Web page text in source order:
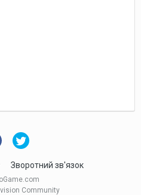
Зворотний зв'язок
Community